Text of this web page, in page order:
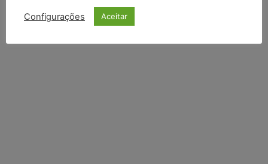
Continuar comX
Configurações Aceitar